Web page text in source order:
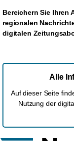
Bereichern Sie Ihren
regionalen
digitalen
Alle
Auf dieser Seite
Nutzung der